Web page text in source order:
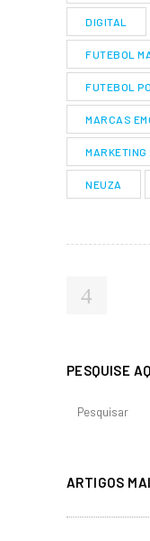
DIGITAL
FUTEBOL
FUTEBOL
MARCAS
NEUZA
PESQUISE
ARTIGOS